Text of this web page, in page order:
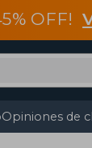
OFF!
Opiniones de